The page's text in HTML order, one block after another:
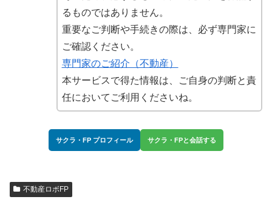
るものではありません。
重要なご判断や手続きの際は、必ず専門家に
ご確認ください。
専門家のご紹介（不動産）
本サービスで得た情報は、ご自身の判断と責
任においてご利用くださいね。
サクラ・FP プロフィール サクラ・FPと会話する
不動産ロボFP